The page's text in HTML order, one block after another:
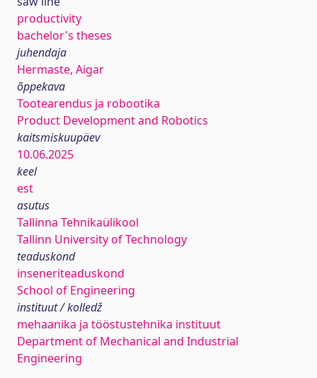
productivity
bachelor's theses
juhendaja
Hermaste, Aigar
õppekava
Tootearendus ja robootika
Product Development and Robotics
kaitsmiskuupäev
10.06.2025
keel
est
asutus
Tallinna Tehnikaülikool
Tallinn University of Technology
teaduskond
inseneriteaduskond
School of Engineering
instituut / kolledž
mehaanika ja tööstustehnika instituut
Department of Mechanical and Industrial
Engineering